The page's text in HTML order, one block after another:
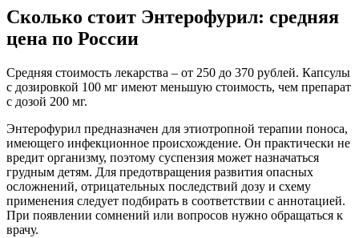
Сколько стоит Энтерофурил: средняя
цена по России
Средняя стоимость лекарства – от 250 до 370 рублей. Капсулы
с дозировкой 100 мг имеют меньшую стоимость, чем препарат
с дозой 200 мг.
Энтерофурил предназначен для этиотропной терапии поноса,
имеющего инфекционное происхождение. Он практически не
вредит организму, поэтому суспензия может назначаться
грудным детям. Для предотвращения развития опасных
осложнений, отрицательных последствий дозу и схему
применения следует подбирать в соответствии с аннотацией.
При появлении сомнений или вопросов нужно обращаться к
врачу.